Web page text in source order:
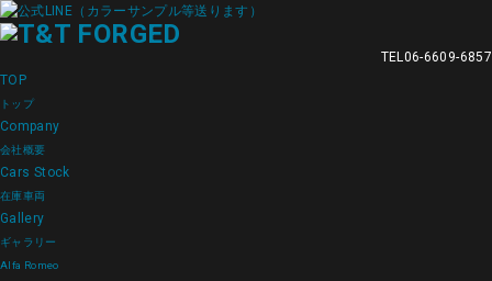
TEL06-6609-6857
TOP
トップ
Company
会社概要
Cars Stock
在庫車両
Gallery
ギャラリー
Alfa Romeo